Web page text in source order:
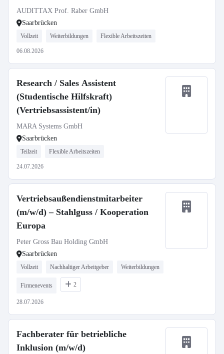
AUDITTAX Prof. Raber GmbH
Saarbrücken
Vollzeit Weiterbildungen Flexible Arbeitszeiten
06.08.2026
Research / Sales Assistent
(Studentische Hilfskraft)
(Vertriebsassistent/in)
MARA Systems GmbH
Saarbrücken
Teilzeit Flexible Arbeitszeiten
24.07.2026
Vertriebsaußendienstmitarbeiter
(m/w/d) – Stahlguss / Kooperation
Europa
Peter Gross Bau Holding GmbH
Saarbrücken
Vollzeit Nachhaltiger Arbeitgeber Weiterbildungen
Firmenevents 2
28.07.2026
Fachberater für betriebliche
Inklusion (m/w/d)